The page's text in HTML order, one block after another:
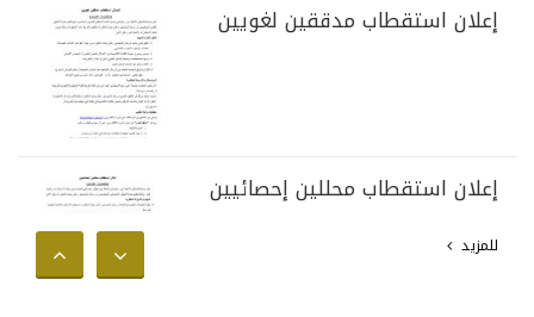
إعلان استقطاب مدققين لغويين
إعلان استقطاب محللين إحصائيين
للمزيد